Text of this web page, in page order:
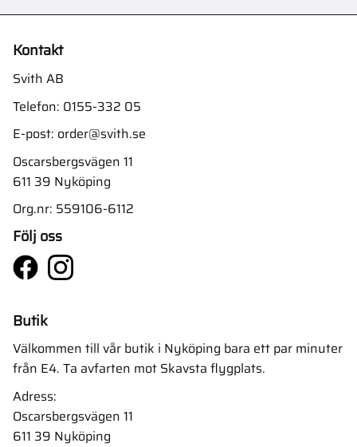
Kontakt
Svith AB
Telefon: 0155-332 05
E-post: order@svith.se
Oscarsbergsvägen 11
611 39 Nyköping
Org.nr: 559106-6112
Följ oss
Butik
Välkommen till vår butik i Nyköping bara ett par minuter
från E4. Ta avfarten mot Skavsta flygplats.
Adress:
Oscarsbergsvägen 11
611 39 Nyköping